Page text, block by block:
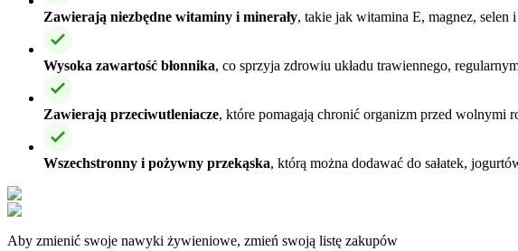
Zawierają niezbędne witaminy i minerały, takie jak witamina E, magnez,
Wysoka zawartość błonnika, co sprzyja zdrowiu układu trawiennego,
Zawierają przeciwutleniacze, które pomagają chronić organizm przed wolnymi
Wszechstronny i pożywny przekąska, którą można dodawać do sałatek,
Aby zmienić swoje nawyki żywieniowe, zmień swoją listę zakupów